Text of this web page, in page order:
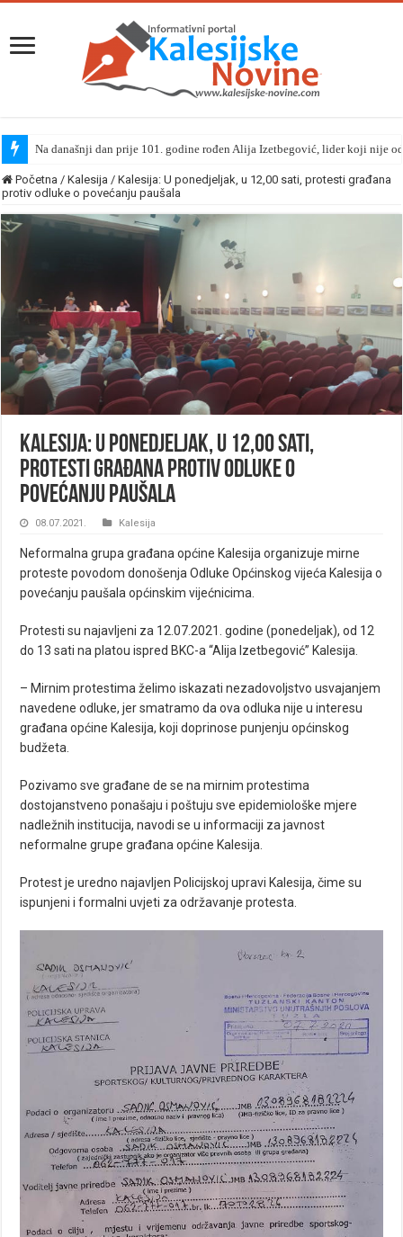
Na današnji dan prije 101. godine rođen Alija Izetbegović, lider koji nije
Početna / Kalesija / Kalesija: U ponedjeljak, u 12,00 sati, protesti građana
protiv odluke o povećanju paušala
Kalesija: U ponedjeljak, u 12,00 sati,
protesti građana protiv odluke o
povećanju paušala
08.07.2021. Kalesija
Neformalna grupa građana općine Kalesija organizuje mirne
proteste povodom donošenja Odluke Općinskog vijeća Kalesija o
povećanju paušala općinskim vijećnicima.
Protesti su najavljeni za 12.07.2021. godine (ponedeljak), od 12
do 13 sati na platou ispred BKC-a “Alija Izetbegović” Kalesija.
– Mirnim protestima želimo iskazati nezadovoljstvo usvajanjem
navedene odluke, jer smatramo da ova odluka nije u interesu
građana općine Kalesija, koji doprinose punjenju općinskog
budžeta.
Pozivamo sve građane de se na mirnim protestima
dostojanstveno ponašaju i poštuju sve epidemiološke mjere
nadležnih institucija, navodi se u informaciji za javnost
neformalne grupe građana općine Kalesija.
Protest je uredno najavljen Policijskoj upravi Kalesija, čime su
ispunjeni i formalni uvjeti za održavanje protesta.